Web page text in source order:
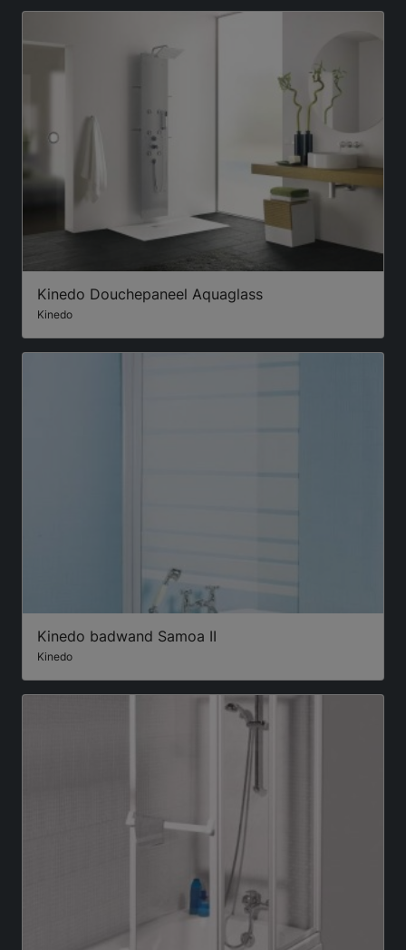
Kinedo Douchepaneel Aquaglass
Kinedo
Kinedo badwand Samoa II
Kinedo